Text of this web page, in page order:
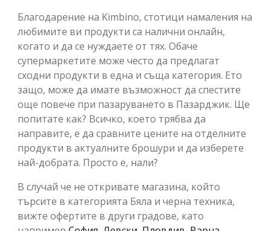
Благодарение на Kimbino, стотици намаления на
любимите ви продукти са налични онлайн,
когато и да се нуждаете от тях. Обаче
супермаркетите може често да предлагат
сходни продукти в една и съща категория. Ето
защо, може да имате възможност да спестите
още повече при пазаруването в Пазарджик. Ще
попитате как? Всичко, което трябва да
направите, е да сравните цените на отделните
продукти в актуалните брошури и да изберете
най-добрата. Просто е, нали?
В случай че не откривате магазина, който
търсите в категорията Бяла и черна техника,
вижте офертите в други градове, като